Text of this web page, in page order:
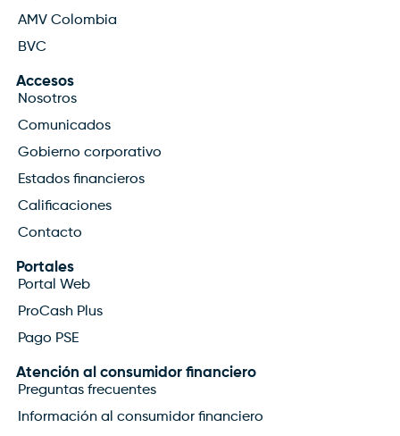
AMV Colombia
BVC
Accesos
Nosotros
Comunicados
Gobierno corporativo
Estados financieros
Calificaciones
Contacto
Portales
Portal Web
ProCash Plus
Pago PSE
Atención al consumidor financiero
Preguntas frecuentes
Información al consumidor financiero